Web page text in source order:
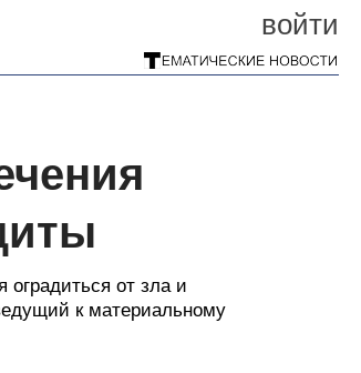
войти
от зла и
к материальному